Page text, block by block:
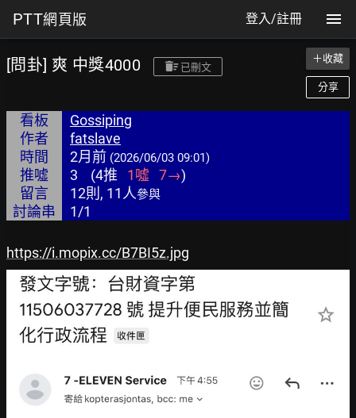
PTT網頁版 登入/註冊
[問卦] 爽 中獎4000 已刪文
＋收藏
分享
看板
Gossiping
作者
fatslave
時間
2月前 (2026/06/03 09:01)
推噓 3 (4推 1噓 7→)
留言
12則, 11人參與
討論串 1/1
https://i.mopix.cc/B7BI5z.jpg